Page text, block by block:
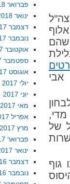
שהם
אבי
של
גוף
פברואר 2018
ינואר 2018
דצמבר 2017
נובמבר 2017
אוקטובר 2017
ספטמבר 2017
אוגוסט 2017
יולי 2017
יוני 2017
מאי 2017
אפריל 2017
מרץ 2017
פברואר 2017
ינואר 2017
דצמבר 2016
נובמבר 2016